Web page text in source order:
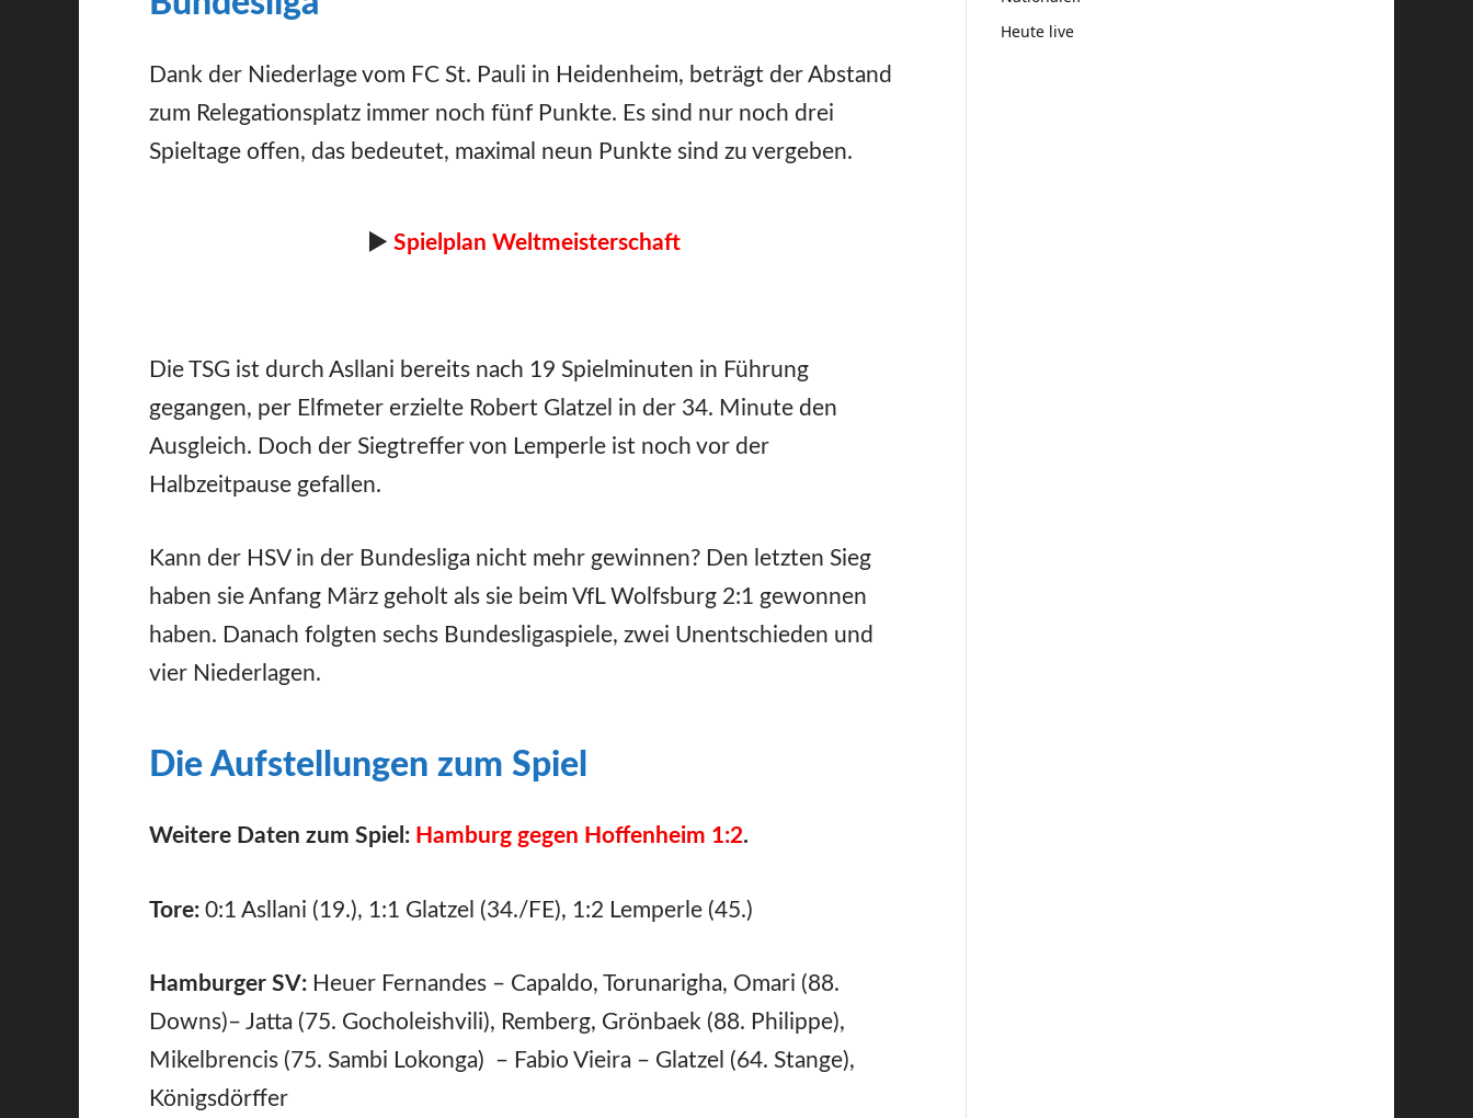
Dank der Niederlage vom FC St. Pauli in Heidenheim, beträgt der Abstand
zum Relegationsplatz immer noch fünf Punkte. Es sind nur noch drei
Spieltage offen, das bedeutet, maximal neun Punkte sind zu vergeben.
► Spielplan Weltmeisterschaft
Die TSG ist durch Asllani bereits nach 19 Spielminuten in Führung
gegangen, per Elfmeter erzielte Robert Glatzel in der 34. Minute den
Ausgleich. Doch der Siegtreffer von Lemperle ist noch vor der
Halbzeitpause gefallen.
Kann der HSV in der Bundesliga nicht mehr gewinnen? Den letzten Sieg
haben sie Anfang März geholt als sie beim VfL Wolfsburg 2:1 gewonnen
haben. Danach folgten sechs Bundesligaspiele, zwei Unentschieden und
vier Niederlagen.
Die Aufstellungen zum Spiel
Weitere Daten zum Spiel: Hamburg gegen Hoffenheim 1:2.
Tore:0:1 Asllani (19.), 1:1 Glatzel (34./FE), 1:2 Lemperle (45.)
Hamburger SV: Heuer Fernandes – Capaldo, Torunarigha, Omari (88.
Downs)– Jatta (75. Gocholeishvili), Remberg, Grönbaek (88. Philippe),
Mikelbrencis (75. Sambi Lokonga) – Fabio Vieira – Glatzel (64. Stange),
Königsdörffer
Heute live